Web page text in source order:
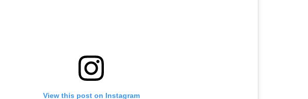
View this post on Instagram